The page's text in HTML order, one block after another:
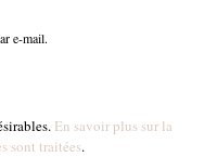
e-mail.
En savoir plus sur la
sont traitées.